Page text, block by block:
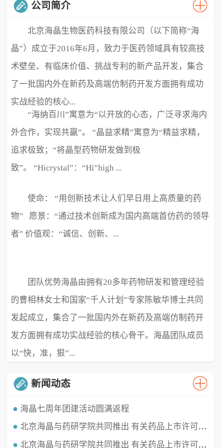
公司简介
北京海晶生物医药科技有限公司（以下简称“海
晶”）成立于2016年6月，致力于医药领域具有较高技
术壁垒、有临床价值、挑战专利的新产品开发，集合
了一批国内外在新药及高端仿制药开发方面拥有成功
实战经验的核心...
“海纳百川”寓意为“以开放的心态，广泛寻求海内
外合作，实现共赢”。 “晶益求精”寓意为“精益求精，
追求极致；“将晶型药物研发做到极
致”。 “Hicrystal”：“Hi”high ...
使命： “用创新技术让人们早日用上高质量的药
物” 愿景：“通过技术创新成为国内高端首仿药的领导
者” 价值观：“诚信、创新、...
极致、超越” ...
团队优势海晶由拥有20多年药物研发和管理经验
的曹相林女士和国家“千人计划”专家陈敏华博士共同
发起成立，集合了一批国内外在新药及高端仿制药开
发方面拥有成功实战经验的核心骨干。海晶团队成员
以“快，准，狠”...
新闻动态
海晶七周年团建活动圆满返程
时光穿梭，白驹过隙，海晶已经七周岁啦！这七年我们携手同行，履践致远，砥砺深耕。值此海晶周年庆典之北京海晶与药研学院共同推出 有关药品上市许可持有人（MAH）的直播课程
北京海晶生物医药科技有限公司董事长兼总经理曹相林女士再次受邀做客药研学院直播间，对药品上市许可持有
北京海晶与药研学院共同推出 有关药品上市许可持有人（MAH）的直播课程